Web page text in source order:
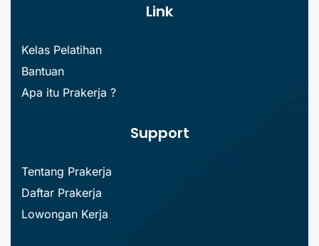
Link
Kelas Pelatihan
Bantuan
Apa itu Prakerja ?
Support
Tentang Prakerja
Daftar Prakerja
Lowongan Kerja